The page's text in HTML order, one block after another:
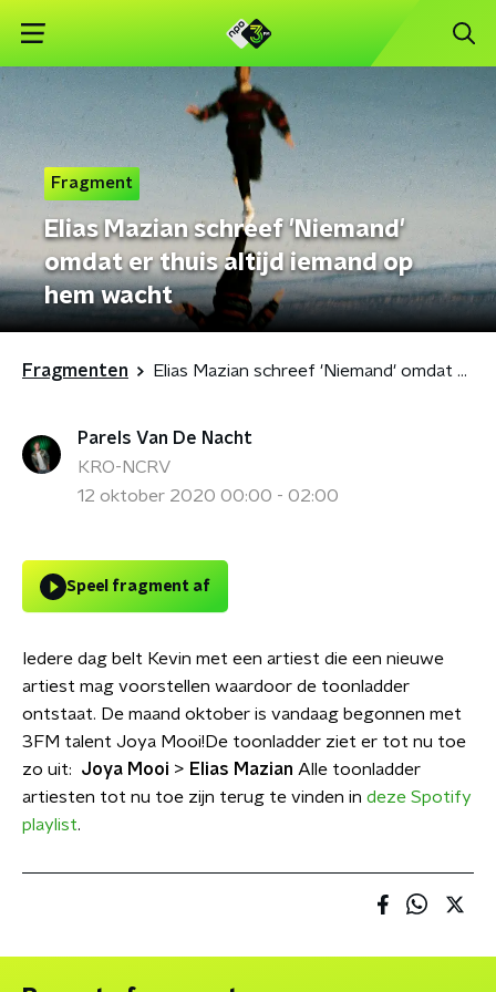
Fragment
Elias Mazian schreef 'Niemand'
omdat er thuis altijd iemand op
hem wacht
Fragmenten Elias Mazian schreef 'Niemand' omdat er thuis altijd iemand op hem wacht
Parels Van De Nacht
KRO-NCRV
12 oktober 2020 00:00 - 02:00
Speel fragment af
Iedere dag belt Kevin met een artiest die een nieuwe
artiest mag voorstellen waardoor de toonladder
ontstaat. De maand oktober is vandaag begonnen met
3FM talent Joya Mooi!De toonladder ziet er tot nu toe
zo uit: Joya Mooi > Elias Mazian Alle toonladder
artiesten tot nu toe zijn terug te vinden in deze Spotify
playlist.